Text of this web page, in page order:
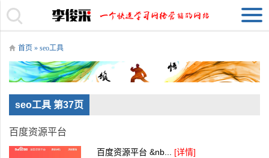
首页 » seo工具
seo工具 第37页
百度资源平台
百度资源平台 &nb... [详情]